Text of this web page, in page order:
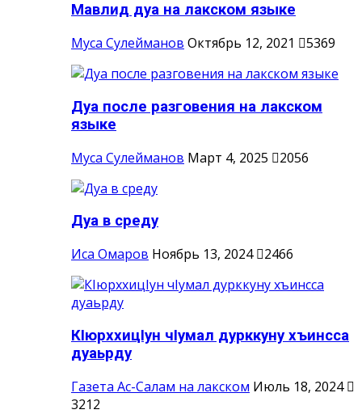
Мавлид дуа на лакском языке
Муса Сулейманов Октябрь 12, 2021 5369
Дуа после разговения на лакском
языке
Муса Сулейманов Март 4, 2025 2056
Дуа в среду
Иса Омаров Ноябрь 13, 2024 2466
КIюрххицIун чIумал дурккуну хъинсса
дуаьрду
Газета Ас-Салам на лакском Июль 18, 2024
3212